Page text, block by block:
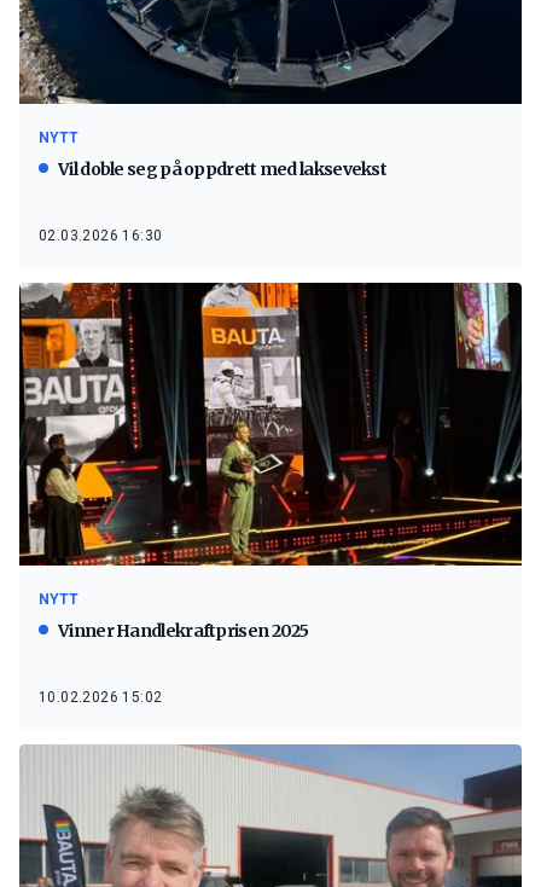
NYTT
Vil doble seg på oppdrett med laksevekst
02.03.2026 16:30
NYTT
Vinner Handlekraftprisen 2025
10.02.2026 15:02